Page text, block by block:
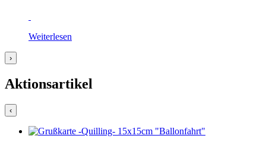
Weiterlesen
›
Aktionsartikel
‹